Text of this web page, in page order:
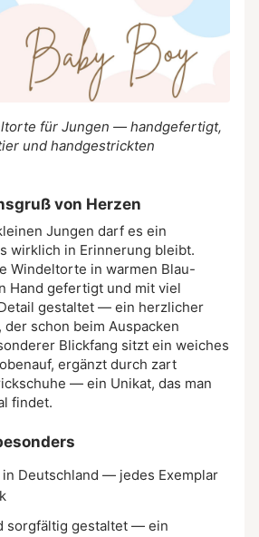
für Jungen — handgefertigt,
und handgestrickten
von Herzen
Jungen darf es ein
wirklich in Erinnerung bleibt.
Windeltorte in warmen Blau-
Hand gefertigt und mit viel
gestaltet — ein herzlicher
schon beim Auspacken
Blickfang sitzt ein weiches
ergänzt durch zart
— ein Unikat, das man
findet.
Deutschland — jedes Exemplar
sorgfältig gestaltet — ein